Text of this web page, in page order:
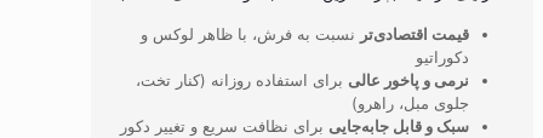
قیمت اقتصادی‌تر نسبت به فرش، با ظاهر لوکس و
دکوراتیو
نرمی و پاخور عالی برای استفاده روزانه (کنار تخت،
جلوی مبل، راهرو)
سبک و قابل جابه‌جایی برای نظافت سریع و تغییر دکور